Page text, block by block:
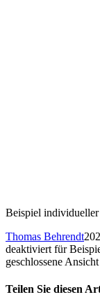
Beispiel individueller
Thomas Behrendt
deaktiviert für
geschlossene Ansicht
Teilen Sie diesen